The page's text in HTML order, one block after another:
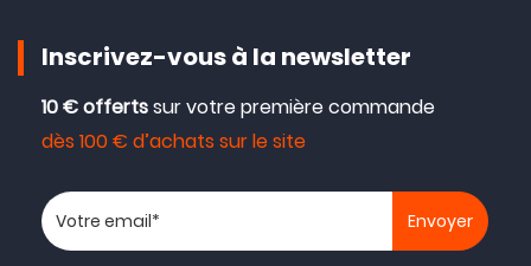
Inscrivez-vous à la newsletter
10 € offertssur votre première commande
dès 100 € d’achats sur le site
Votre adresse email